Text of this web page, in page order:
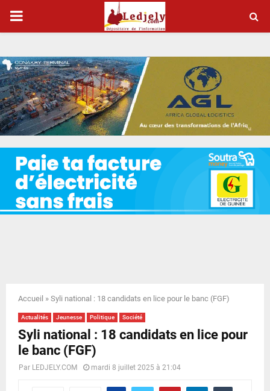
P
I
M
A
R
Y
N
U
Accueil » Syli national : 18 candidats en lice pour le banc (FGF)
Actualités Jeunesse Politique Société
Syli national : 18 candidats en lice pour
le banc (FGF)
Par LEDJELY.COM mardi 8 juillet 2025 à 21:04